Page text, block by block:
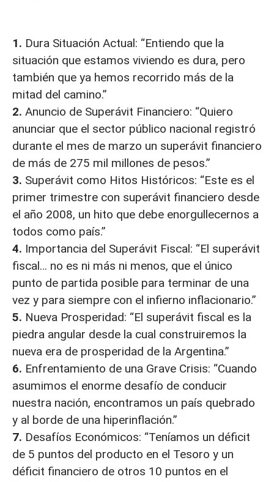
1. Dura Situación Actual: “Entiendo que la
situación que estamos viviendo es dura, pero
también que ya hemos recorrido más de la
mitad del camino.”
2. Anuncio de Superávit Financiero: “Quiero
anunciar que el sector público nacional registró
durante el mes de marzo un superávit financiero
de más de 275 mil millones de pesos.”
3. Superávit como Hitos Históricos: “Este es el
primer trimestre con superávit financiero desde
el año 2008, un hito que debe enorgullecernos a
todos como país.”
4. Importancia del Superávit Fiscal: “El superávit
fiscal… no es ni más ni menos, que el único
punto de partida posible para terminar de una
vez y para siempre con el infierno inflacionario.”
5. Nueva Prosperidad: “El superávit fiscal es la
piedra angular desde la cual construiremos la
nueva era de prosperidad de la Argentina.”
6. Enfrentamiento de una Grave Crisis: “Cuando
asumimos el enorme desafío de conducir
nuestra nación, encontramos un país quebrado
y al borde de una hiperinflación.”
7. Desafíos Económicos: “Teníamos un déficit
de 5 puntos del producto en el Tesoro y un
déficit financiero de otros 10 puntos en el